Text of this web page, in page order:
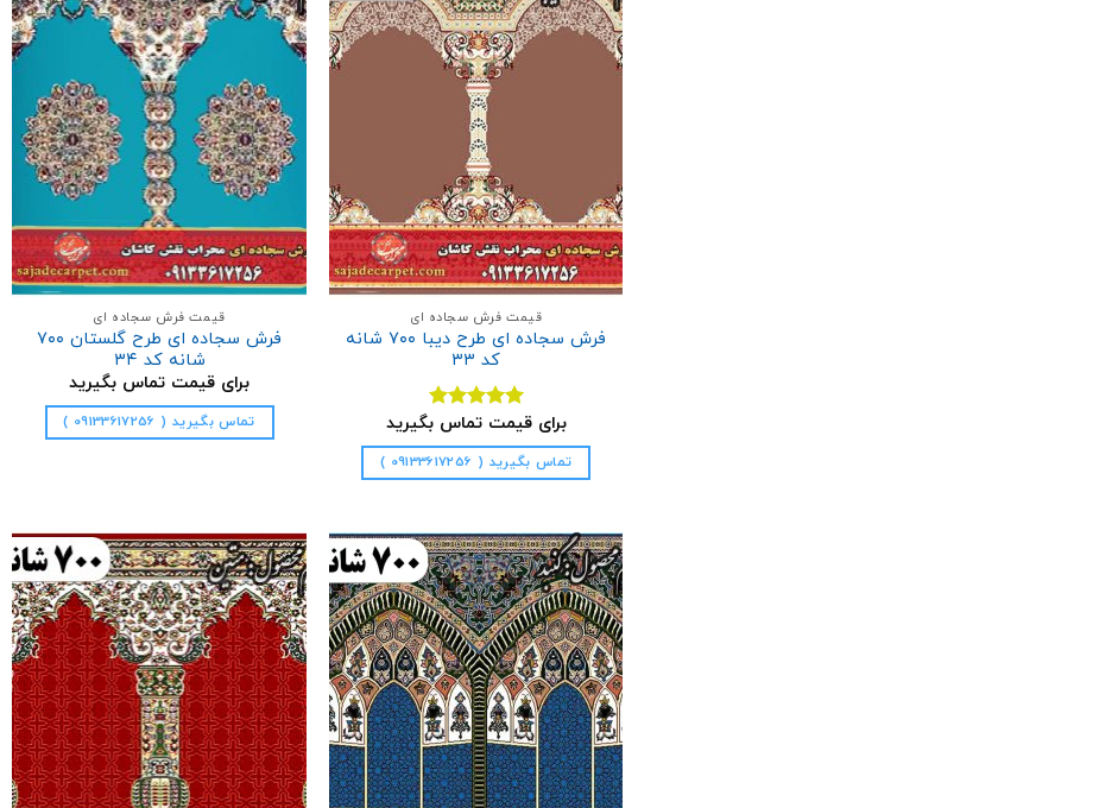
افزودن
به
علاقه
مندی
قیمت فرش سجاده ای
فرش سجاده ای طرح دیبا ۷۰۰ شانه
کد ۳۳
نمره5.00
از 5
برای قیمت تماس بگیرید
تماس بگیرید ( 09133617256 )
افزودن
به
علاقه
قیمت فرش سجاده ای
فرش سجاده ای طرح گلستان ۷۰۰
شانه کد ۳۴
برای قیمت تماس بگیرید
تماس بگیرید ( 09133617256 )
افزودن
به
علاقه
مندی
ها
افزودن
به
علاقه
مندی
ها